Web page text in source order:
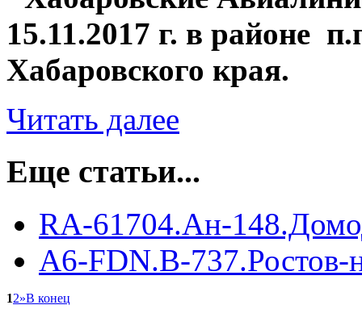
15.11.2017 г. в районе
Хабаровского края.
Читать далее
Еще статьи...
RA-61704.Ан-
A6-FDN.B-737.Ростов-
12»В конец